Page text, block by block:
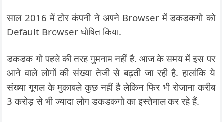
साल 2016 में टोर कंपनी ने अपने Browser में डकडकगो को
Default Browser घोषित किया.
डकडक गो पहले की तरह गुमनाम नहीं है. आज के समय में इस पर
आने वाले लोगों की संख्या तेजी से बढ़ती जा रही है. हालांकि ये
संख्या गूगल के मुक़ाबले कुछ नहीं है लेकिन फिर भी रोजाना करीब
3 करोड़ से भी ज्यादा लोग डकडकगो का इस्तेमाल कर रहे हैं.